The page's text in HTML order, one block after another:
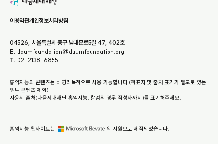
이용약관개인정보처리방침
홍익지능 웹사이트는 의 지원으로 제작되었습니다.
04526, 서울특별시 중구 남대문로5길 47, 402호
E. daumfoundation@daumfoundation.org
T. 02-2138-6855
홍익지능의 콘텐츠는 비영리목적으로 사용 가능합니다.(책표지 및 출처 표기가 별도로 있는
일부 콘텐츠 제외)
사용시 출처(다음세대재단 홍익지능, 칼럼의 경우 작성자까지)를 표기해주세요.